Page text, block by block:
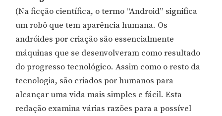
(Na ficção científica, o termo “Android” significa
um robô que tem aparência humana. Os
andróides por criação são essencialmente
máquinas que se desenvolveram como resultado
do progresso tecnológico. Assim como o resto da
tecnologia, são criados por humanos para
alcançar uma vida mais simples e fácil. Esta
redação examina várias razões para a possível